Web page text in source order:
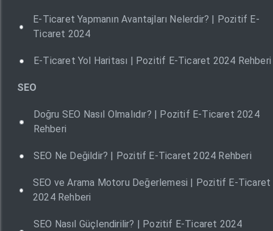
E-Ticaret Yapmanın Avantajları Nelerdir? | Pozitif E-
Ticaret 2024
E-Ticaret Yol Haritası | Pozitif E-Ticaret 2024 Rehberi
SEO
Doğru SEO Nasıl Olmalıdır? | Pozitif E-Ticaret 2024
Rehberi
SEO Ne Değildir? | Pozitif E-Ticaret 2024 Rehberi
SEO ve Arama Motoru Değerlemesi | Pozitif E-Ticaret
2024 Rehberi
SEO Nasıl Güçlendirilir? | Pozitif E-Ticaret 2024